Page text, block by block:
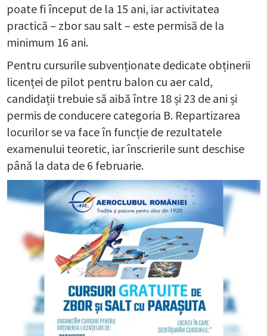
poate fi început de la 15 ani, iar activitatea
practică – zbor sau salt – este permisă de la
minimum 16 ani.
Pentru cursurile subvenționate dedicate obținerii
licenței de pilot pentru balon cu aer cald,
candidații trebuie să aibă între 18 și 23 de ani și
permis de conducere categoria B. Repartizarea
locurilor se va face în funcție de rezultatele
examenului teoretic, iar înscrierile sunt deschise
până la data de 6 februarie.